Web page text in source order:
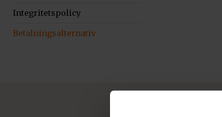
Integritetspolicy
Betalningsalternativ